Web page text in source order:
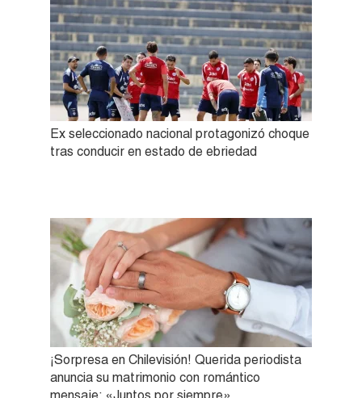
Ex seleccionado nacional protagonizó choque
tras conducir en estado de ebriedad
¡Sorpresa en Chilevisión! Querida periodista
anuncia su matrimonio con romántico